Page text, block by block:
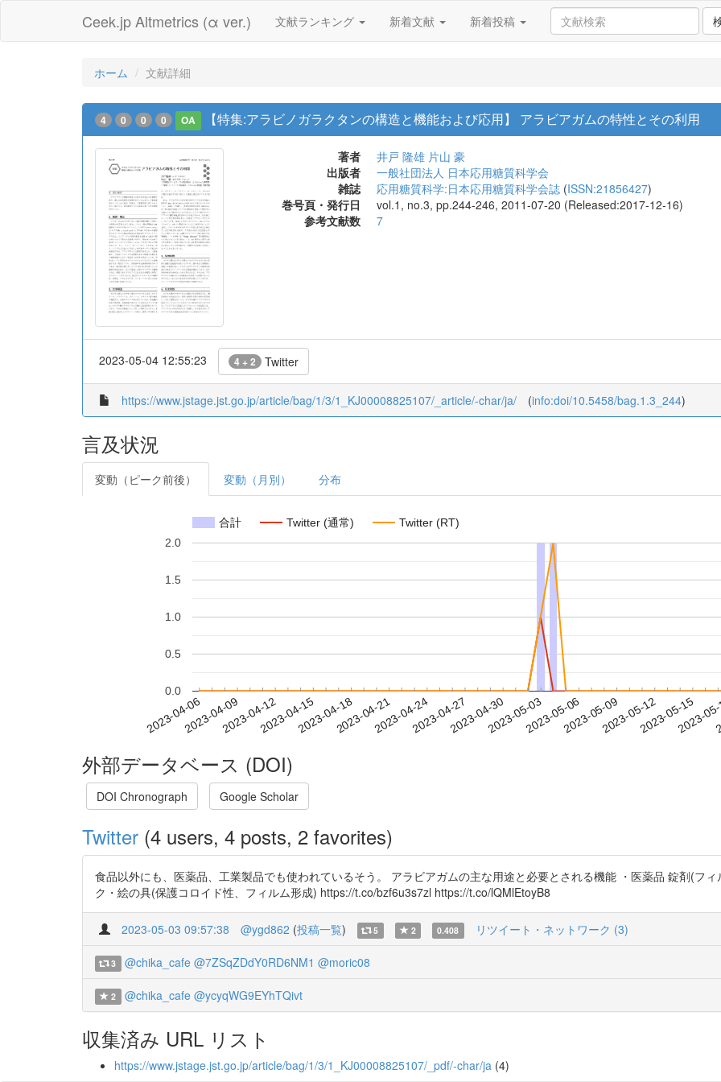
Ceek.jp Altmetrics (α ver.) 文献ランキング 新着文献 新着投稿
ホーム 文献詳細
4 0 0 0 OA 【特集:アラビノガラクタンの構造と機能および応用】 アラビアガムの特性とその利用
著者 井戸 隆雄 片山 豪
出版者
一般社団法人 日本応用糖質科学会
雑誌
応用糖質科学:日本応用糖質科学会誌 (ISSN:21856427)
巻号頁・発行日
vol.1, no.3, pp.244-246, 2011-07-20 (Released:2017-12-16)
参考文献数
7
2023-05-04 12:55:23 4 + 2 Twitter
https://www.jstage.jst.go.jp/article/bag/1/3/1_KJ00008825107/_article/-char/ja/ (info:doi/10.5458/bag.1.3_244)
言及状況
変動（ピーク前後） 変動（月別） 分布
合計 Twitter (通常) Twitter (RT)
2023-04-062023-04-092023-04-122023-04-152023-04-182023-04-212023-04-242023-04-272023-04-302023-05-032023-05-062023-05-092023-05-122023-05-15
2023-
0.0
0.5
1.0
1.5
2.0
外部データベース (DOI)
DOI Chronograph Google Scholar
Twitter (4 users, 4 posts, 2 favorites)
食品以外にも、医薬品、工業製品でも使われているそう。 アラビアガムの主な用途と必要とされる機能 ・医薬品 錠剤(フ
ク・絵の具(保護コロイド性、フィルム形成) https://t.co/bzf6u3s7zl https://t.co/lQMlEtoyB8
2023-05-03 09:57:38 @ygd862 (投稿一覧) 5 2 0.408 リツイート・ネットワーク (3)
3 @chika_cafe @7ZSqZDdY0RD6NM1 @moric08
2 @chika_cafe @ycyqWG9EYhTQivt
収集済み URL リスト
https://www.jstage.jst.go.jp/article/bag/1/3/1_KJ00008825107/_pdf/-char/ja (4)